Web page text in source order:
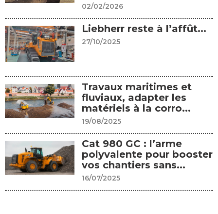
02/02/2026
Liebherr reste à l’affût...
27/10/2025
Travaux maritimes et
fluviaux, adapter les
matériels à la corro...
19/08/2025
Cat 980 GC : l’arme
polyvalente pour booster
vos chantiers sans...
16/07/2025